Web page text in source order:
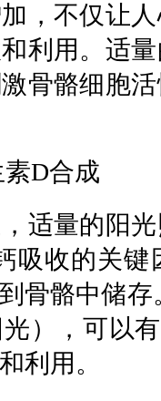
，不仅让
利用。适
骨骼细胞
D合成
适量的阳
吸收的关
骨骼中储
光），可以
利用。